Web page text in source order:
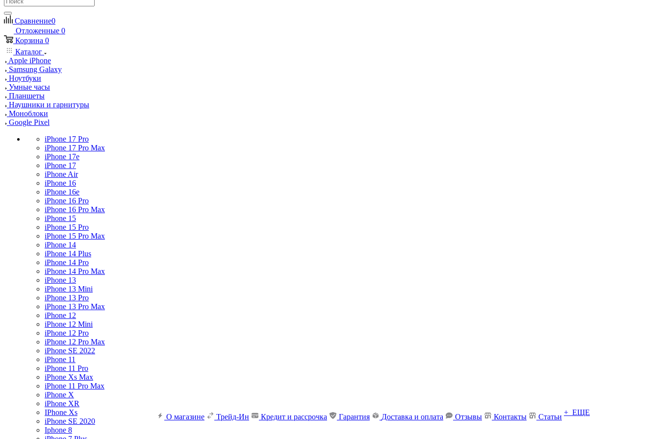
Сравнение0
Отложенные 0
Корзина 0
Каталог
Apple iPhone
Samsung Galaxy
Ноутбуки
Умные часы
Планшеты
Наушники и гарнитуры
Моноблоки
Google Pixel
iPhone 17 Pro
iPhone 17 Pro Max
iPhone 17e
iPhone 17
iPhone Air
iPhone 16
iPhone 16e
iPhone 16 Pro
iPhone 16 Pro Max
iPhone 15
iPhone 15 Pro
iPhone 15 Pro Max
iPhone 14
iPhone 14 Plus
iPhone 14 Pro
iPhone 14 Pro Max
iPhone 13
iPhone 13 Mini
iPhone 13 Pro
iPhone 13 Pro Max
iPhone 12
iPhone 12 Mini
iPhone 12 Pro
iPhone 12 Pro Max
iPhone SE 2022
iPhone 11
iPhone 11 Pro
iPhone Xs Max
iPhone 11 Pro Max
iPhone X
iPhone XR
IPhone Xs
iPhone SE 2020
Iphone 8
О магазине Трейд-Ин Кредит и рассрочка Гарантия Доставка и оплата Отзывы Контакты Статьи
+ ЕЩЕ